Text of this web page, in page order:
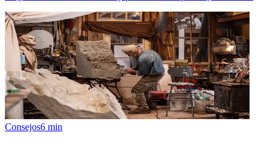
Consejos6 min